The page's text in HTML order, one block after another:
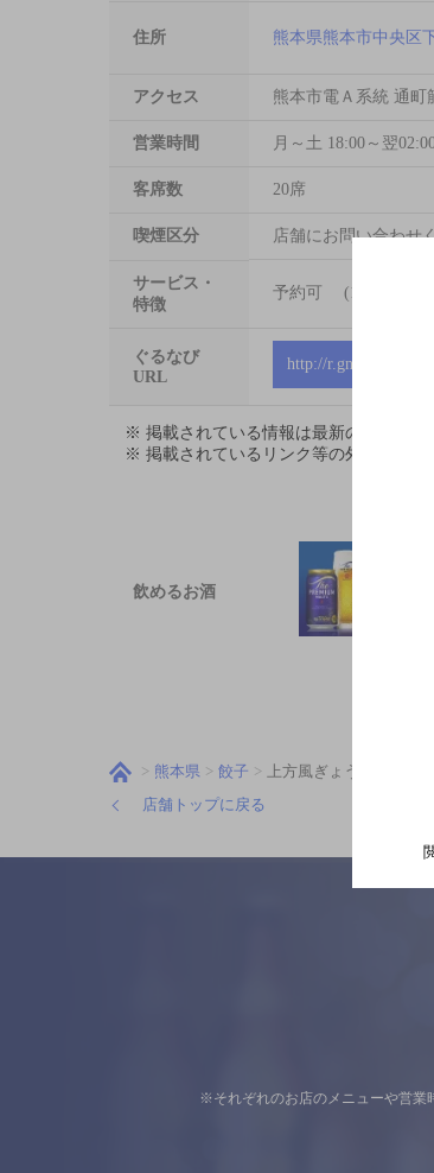
住所 熊本県熊本市中央区
アクセス 熊本市電Ａ系統 通町
営業時間 月～土 18:00～翌
客席数 20席
喫煙区分 店舗にお問い合わせ
サービス・
特徴
予約可 (1名様から
ぐるなび
URL
http://r.gnavi.co.jp/
※ 掲載されている情報は最新の内容と
※ 掲載されているリンク等の外部コン
飲めるお酒
熊本県 餃子
上方風ぎょうざ 扇里
店舗トップに戻る
※それぞれのお店のメニューや営業